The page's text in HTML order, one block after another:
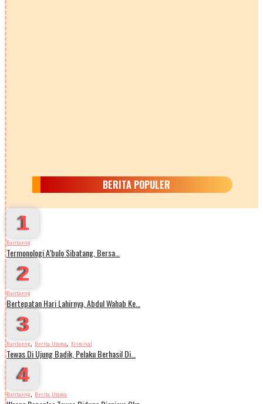
BERITA POPULER
1
Bantaeng
Termonologi A’bulo Sibatang, Bersa…
2
Bantaeng
Bertepatan Hari Lahirnya, Abdul Wahab Ke…
3
Bantaeng, Berita Utama, Kriminal
Tewas Di Ujung Badik, Pelaku Berhasil Di…
4
Bantaeng, Berita Utama